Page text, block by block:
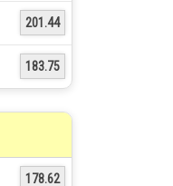
201.44
183.75
178.62